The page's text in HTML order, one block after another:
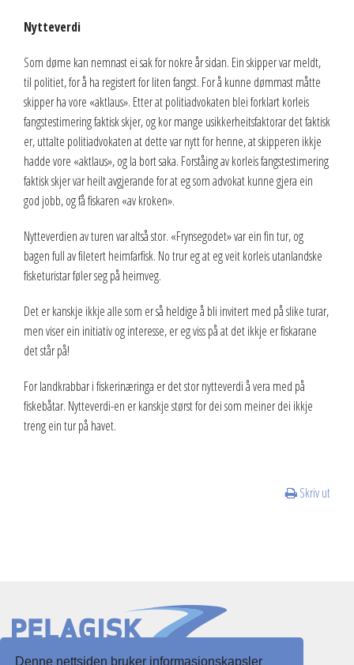
Denne nettsiden bruker informasjonskapsler
Nytteverdi
Som døme kan nemnast ei sak for nokre år sidan. Ein skipper var meldt,
til politiet, for å ha registert for liten fangst. For å kunne dømmast måtte
skipper ha vore «aktlaus». Etter at politiadvokaten blei forklart korleis
fangstestimering faktisk skjer, og kor mange usikkerheitsfaktorar det faktisk
er, uttalte politiadvokaten at dette var nytt for henne, at skipperen ikkje
hadde vore «aktlaus», og la bort saka. Forståing av korleis fangstestimering
faktisk skjer var heilt avgjerande for at eg som advokat kunne gjera ein
god jobb, og få fiskaren «av kroken».
Nytteverdien av turen var altså stor. «Frynsegodet» var ein fin tur, og
bagen full av filetert heimfarfisk. No trur eg at eg veit korleis utanlandske
fisketuristar føler seg på heimveg.
Det er kanskje ikkje alle som er så heldige å bli invitert med på slike turar,
men viser ein initiativ og interesse, er eg viss på at det ikkje er fiskarane
det står på!
For landkrabbar i fiskerinæringa er det stor nytteverdi å vera med på
fiskebåtar. Nytteverdi-en er kanskje størst for dei som meiner dei ikkje
treng ein tur på havet.
Skriv ut